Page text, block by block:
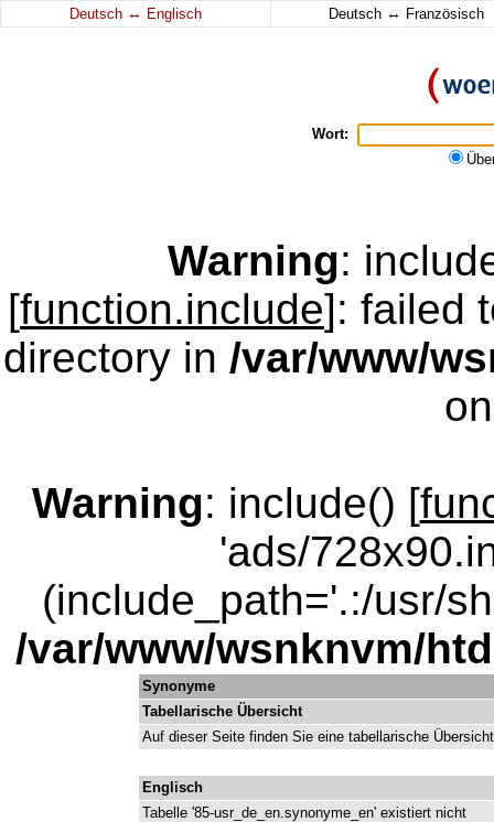
Deutsch ↔ Englisch Deutsch ↔ Französisch
Wort:
Warning:
[function.include]: failed
directory in /var/www/
Warning: include() [
'ads/
(include_path='.:/usr/
/var/www/wsnknvm/
Synonyme
Tabellarische Übersicht
Auf dieser Seite finden Sie eine tabellarische
Englisch
Tabelle '85-usr_de_en.synonyme_en' existiert nicht